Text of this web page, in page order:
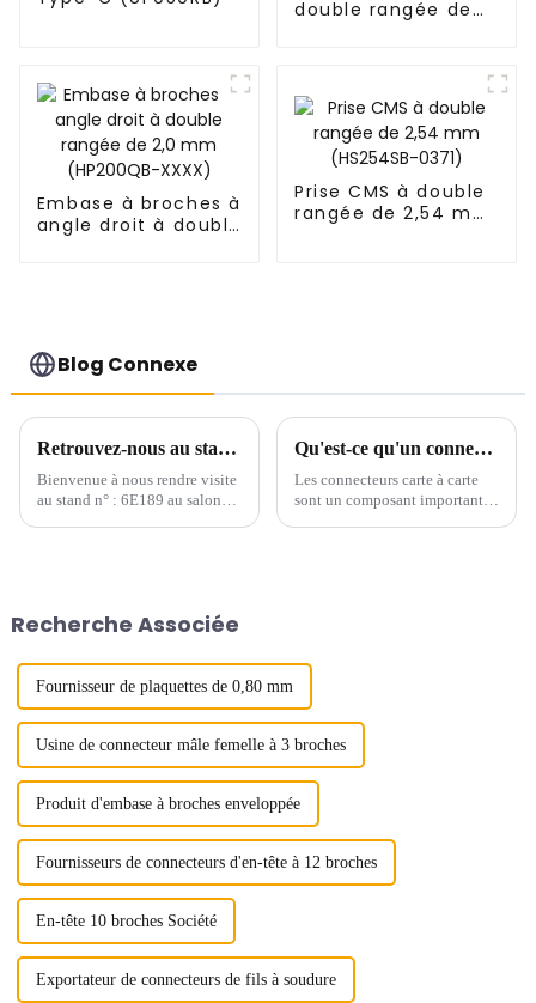
double rangée de
Embase à broches à
angle droit à double
Prise CMS à double
rangée de 2,54 mm
Blog Connexe
Retrouvez-nous au stand n° : 6E189 à l'ICH 2024 du 28 au 30 août 2024
Bienvenue à nous rendre visite
au stand n° : 6E189 au salon
Qu'est-ce qu'un connecteur carte à carte ?
Les connecteurs carte à carte
sont un composant important
Recherche Associée
Fournisseur de plaquettes de 0,80 mm
Usine de connecteur mâle femelle à 3 broches
Produit d'embase à broches enveloppée
Fournisseurs de connecteurs d'en-tête à 12 broches
En-tête 10 broches Société
Exportateur de connecteurs de fils à soudure